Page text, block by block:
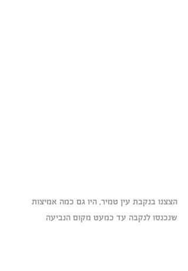
הצצנו בנקבת עין טמיר, היו גם כמה אמיצות
שנכנסו לנקבה עד כמעט מקום הנביעה